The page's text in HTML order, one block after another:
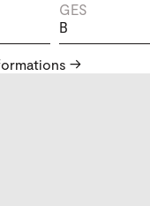
GES
B
Étage
4 / 4